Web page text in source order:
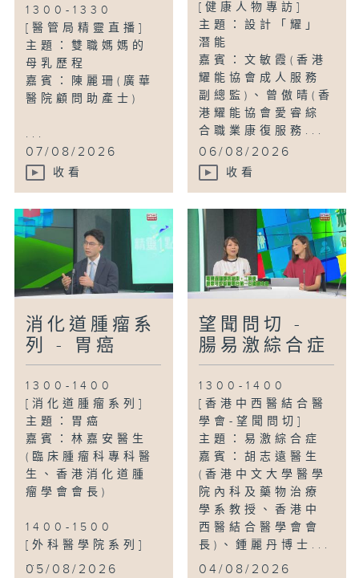
1300-1330
[醫管局精靈直播]
主題：雙職媽媽的
母乳歷程
嘉賓：陳麗珊(廣華
醫院顧問助產士)
...
07/08/2026
收看
[健康人物專訪]
主題：設計「耀」
潛能
嘉賓：文敏霞(香港
耀能協會成人服務
副總監)、曾傲晴(香
港耀能協會愛睿綜
合職業康復服務...
06/08/2026
收看
消化道腫瘤系
列 - 胃癌
1300-1400
[消化道腫瘤系列]
主題：胃癌
嘉賓：林嘉安醫生
(臨床腫瘤科專科醫
生、香港消化道腫
瘤學會會長)
1400-1500
[外科醫學院系列]
...
05/08/2026
望聞問切 -
腸易激綜合症
1300-1400
[香港中西醫結合醫
學會-望聞問切]
主題：易激綜合症
嘉賓：胡志遠醫生
(香港中文大學醫學
院內科及藥物治療
學系教授、香港中
西醫結合醫學會會
長)、鍾麗丹博士...
04/08/2026